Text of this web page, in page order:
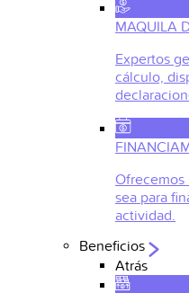
MAQUILA
Expertos
cálculo,
sea para
actividad.
Beneficios
Atrás